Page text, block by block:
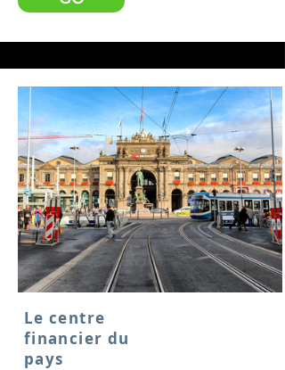
Le centre
financier du
pays